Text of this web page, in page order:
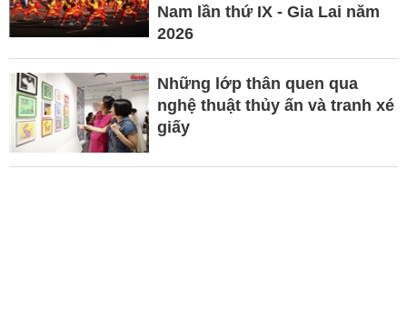
Nam lần thứ IX - Gia Lai năm
2026
Những lớp thân quen qua
nghệ thuật thủy ấn và tranh xé
giấy